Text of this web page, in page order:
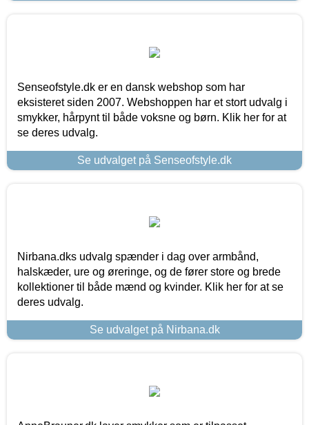
Senseofstyle.dk er en dansk webshop som har
eksisteret siden 2007. Webshoppen har et stort udvalg i
smykker, hårpynt til både voksne og børn. Klik her for at
se deres udvalg.
Se udvalget på Senseofstyle.dk
Nirbana.dks udvalg spænder i dag over armbånd,
halskæder, ure og øreringe, og de fører store og brede
kollektioner til både mænd og kvinder. Klik her for at se
deres udvalg.
Se udvalget på Nirbana.dk